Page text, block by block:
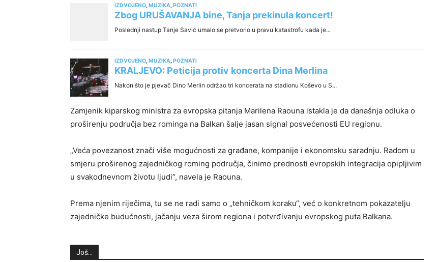
Zamjenik kiparskog ministra za evropska pitanja Marilena Raouna istakla je da današnja odluka o
proširenju područja bez rominga na Balkan šalje jasan signal posvećenosti EU regionu.
„Veća povezanost znači više mogućnosti za građane, kompanije i ekonomsku saradnju. Radom u
smjeru proširenog zajedničkog roming područja, činimo prednosti evropskih integracija opipljivim
u svakodnevnom životu ljudi“, navela je Raouna.
Prema njenim riječima, tu se ne radi samo o „tehničkom koraku“, već o konkretnom pokazatelju
zajedničke budućnosti, jačanju veza širom regiona i potvrđivanju evropskog puta Balkana.
Još...